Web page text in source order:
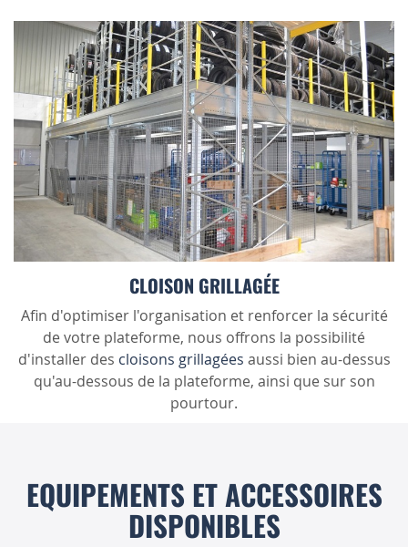
CLOISON GRILLAGÉE
Afin d'optimiser l'organisation et renforcer la sécurité
de votre plateforme, nous offrons la possibilité
d'installer des cloisons grillagées aussi bien au-dessus
qu'au-dessous de la plateforme, ainsi que sur son
pourtour.
EQUIPEMENTS ET ACCESSOIRES
DISPONIBLES